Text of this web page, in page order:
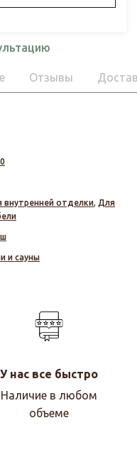
Отзывы
внутренней отделки, Для
и сауны
У нас все быстро
Наличие в любом
объеме